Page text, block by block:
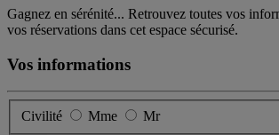
Gagnez en sérénité... Retrouvez toutes vos
vos réservations dans cet espace sécurisé.
Vos informations
Civilité Mme
Mr